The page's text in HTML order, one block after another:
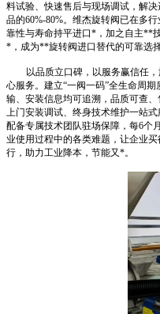
料试验、快速售后与现场调试，解
品的60%-80%。维杰旋转阀已在多
靠性与寿命持平进口*，加之自主**
*，成为**旋转阀进口替代的可靠选择
以品质立口碑，以服务赢信任
心服务。建立“一阀一码”全生命周
输、安装信息均可追溯，品质可查
上门安装调试、终身技术维护一站
配备专属技术团队驻场保障，每6个
业使用过程中的各类难题，让企业
行，助力工业降本，节能又*。